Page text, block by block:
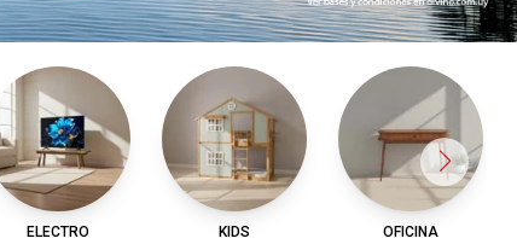
ELECTRO KIDS OFICINA